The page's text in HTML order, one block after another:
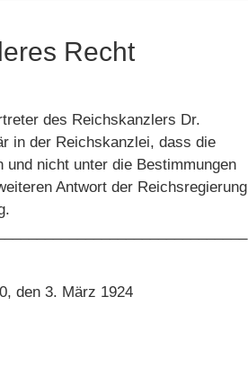
Recht
des Reichskanzlers Dr.
in der Reichskanzlei, dass die
nicht unter die Bestimmungen
Antwort der Reichsregierung
3. März 1924